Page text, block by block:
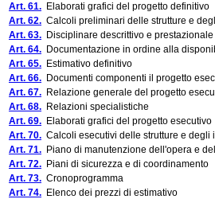
Art. 61. Elaborati grafici del progetto definitivo
Art. 62. Calcoli preliminari delle strutture e
Art. 63. Disciplinare descrittivo e
Art. 64. Documentazione in ordine alla
Art. 65. Estimativo definitivo
Art. 66. Documenti componenti il progetto
Art. 67. Relazione generale del progetto
Art. 68. Relazioni specialistiche
Art. 69. Elaborati grafici del progetto esecutivo
Art. 70. Calcoli esecutivi delle strutture e degli
Art. 71. Piano di manutenzione dell'opera e
Art. 72. Piani di sicurezza e di coordinamento
Art. 73. Cronoprogramma
Art. 74. Elenco dei prezzi di estimativo